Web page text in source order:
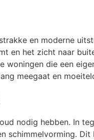
en moderne
en het zicht naar
die een
meegaat en
nodig hebben. In
schimmelvorming.